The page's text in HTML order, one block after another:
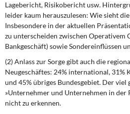
Lagebericht, Risikobericht usw.
leider kaum herauszulesen: Wie sieht
Insbesondere in der aktuellen
zu unterscheiden zwischen Operativem
Bankgeschäft) sowie Sondereinflüssen
(2) Anlass zur Sorge gibt auch die
Neugeschäftes: 24% international,
und 45% übriges Bundesgebiet. Der viel
»Unternehmer und Unternehmen in der
nicht zu erkennen.